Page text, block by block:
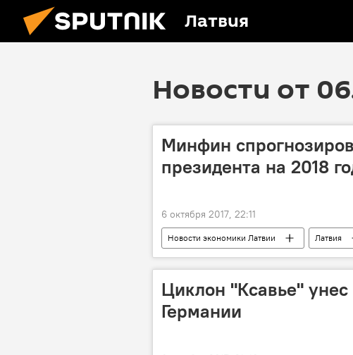
Латвия
Новости от
Минфин
президента на 2018
6 октября 2017, 22:11
Новости экономики Латвии Латвия
госдолг
Циклон "Ксавье"
Германии